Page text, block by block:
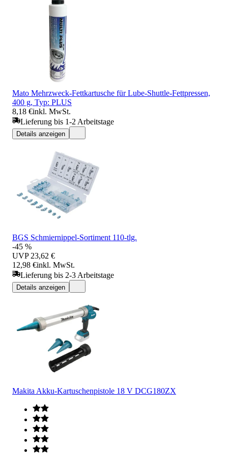
Mato Mehrzweck-Fettkartusche für Lube-Shuttle-Fettpressen,
400 g, Typ: PLUS
8,18 €inkl. MwSt.
Lieferung bis 1-2 Arbeitstage
Details anzeigen
BGS Schmiernippel-Sortiment 110-tlg.
-45 %
UVP 23,62 €
12,98 €inkl. MwSt.
Lieferung bis 2-3 Arbeitstage
Details anzeigen
Makita Akku-Kartuschenpistole 18 V DCG180ZX